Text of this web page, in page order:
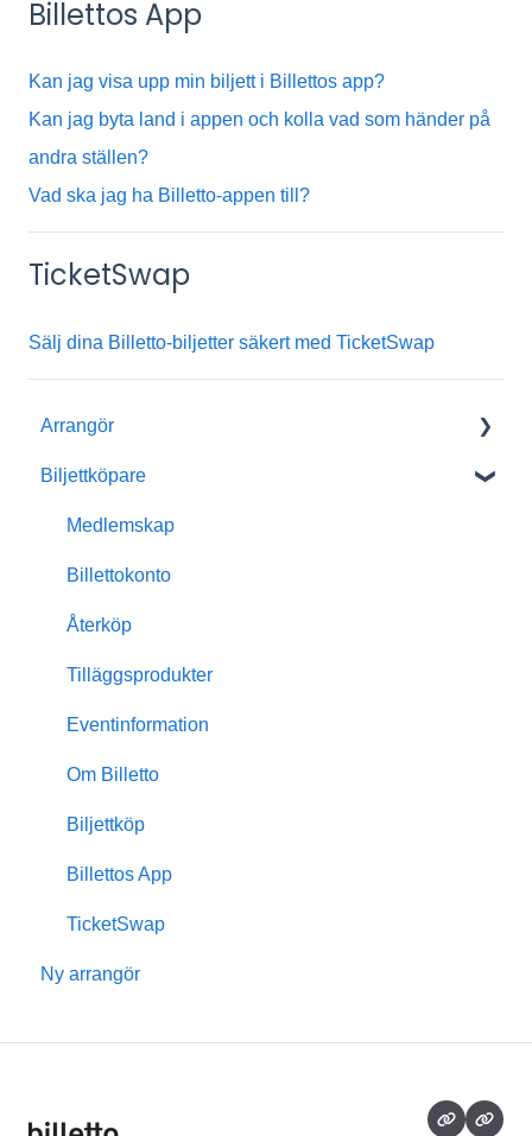
Billettos App
Kan jag visa upp min biljett i Billettos app?
Kan jag byta land i appen och kolla vad som händer på
andra ställen?
Vad ska jag ha Billetto-appen till?
TicketSwap
Sälj dina Billetto-biljetter säkert med TicketSwap
Arrangör
Kom igång med Billetto
Mitt Billetto
Skapa event
Anpassningar & design
Medlemskap
Insikter & rapporter
Skanning & dörrförsäljning
Finansiellt
Billetto Advertising
Marknadsföring
Återkommande events
Deltagare & biljetthantering
Biljettköpare
Medlemskap
Billettokonto
Återköp
Tilläggsprodukter
Eventinformation
Om Billetto
Biljettköp
Billettos App
TicketSwap
Ny arrangör